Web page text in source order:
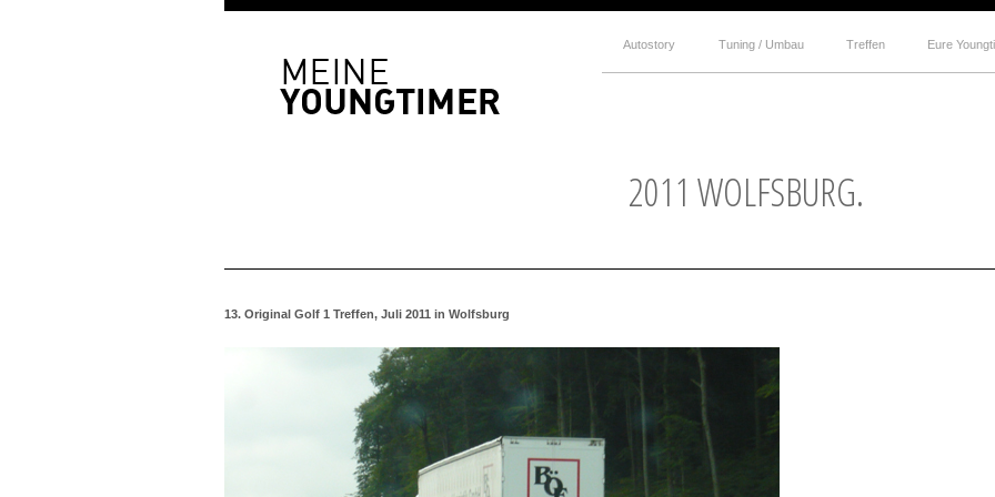
Autostory Tuning / Umbau Treffen Eure
2011 WOLFSBURG.
13. Original Golf 1 Treffen, Juli 2011 in Wolfsburg